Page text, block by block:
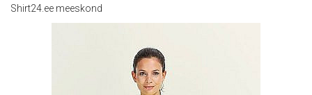
Shirt24.ee meeskond